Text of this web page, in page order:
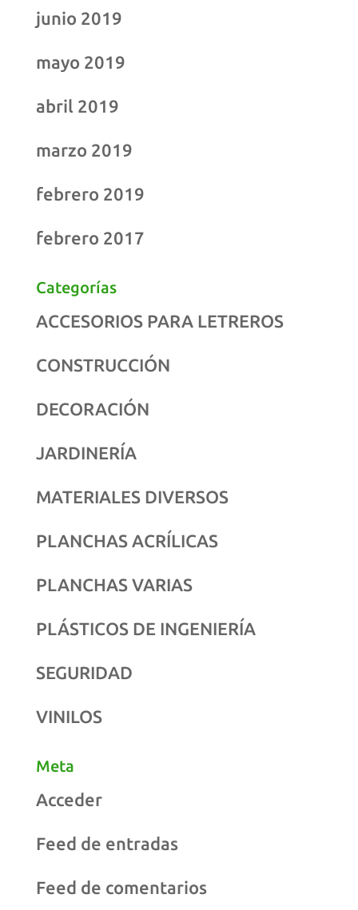
junio 2019
mayo 2019
abril 2019
marzo 2019
febrero 2019
febrero 2017
Categorías
ACCESORIOS PARA LETREROS
CONSTRUCCIÓN
DECORACIÓN
JARDINERÍA
MATERIALES DIVERSOS
PLANCHAS ACRÍLICAS
PLANCHAS VARIAS
PLÁSTICOS DE INGENIERÍA
SEGURIDAD
VINILOS
Meta
Acceder
Feed de entradas
Feed de comentarios